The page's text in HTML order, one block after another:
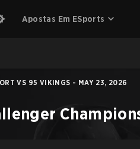
Apostas Em ESports
VS 95 VIKINGS - MAY 23, 2026